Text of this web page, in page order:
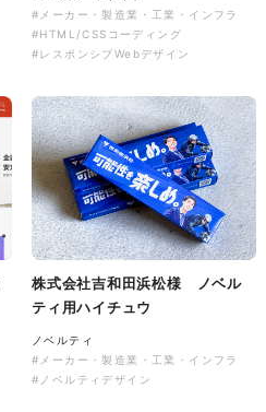
#メーカー・製造業・工業・インフラ
#HTML/CSSコーディング
#レスポンシブWebデザイン
株式会社吉和田浜松様 ノベル
ティ用ハイチュウ
ノベルティ
#メーカー・製造業・工業・インフラ
#ノベルティデザイン